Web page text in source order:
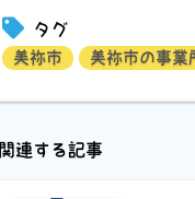
タグ
美祢市 美祢市の事業
関連する記事